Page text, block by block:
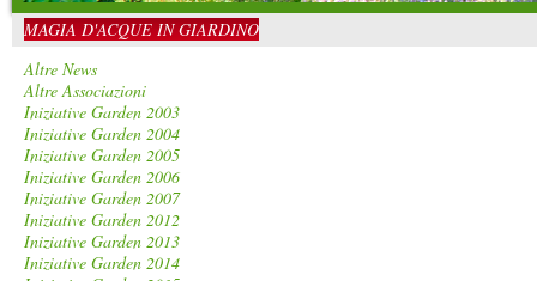
MAGIA D'ACQUE IN GIARDINO
Altre News
Altre Associazioni
Iniziative Garden 2003
Iniziative Garden 2004
Iniziative Garden 2005
Iniziative Garden 2006
Iniziative Garden 2007
Iniziative Garden 2012
Iniziative Garden 2013
Iniziative Garden 2014